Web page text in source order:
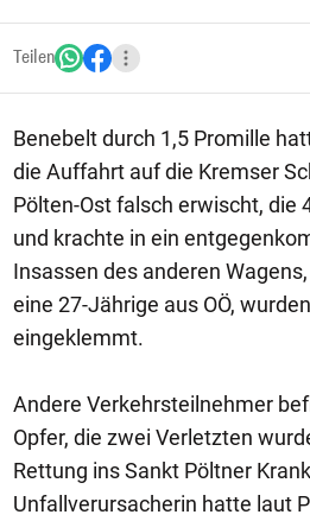
Teilen
Benebelt durch 1,5 Promille
die Auffahrt auf die Kremser
Pölten-Ost falsch erwischt, die
und krachte in ein
Insassen des anderen
eine 27-Jährige aus OÖ,
eingeklemmt.
Andere Verkehrsteilnehmer
Opfer, die zwei Verletzten
Rettung ins Sankt Pöltner
Unfallverursacherin hatte laut